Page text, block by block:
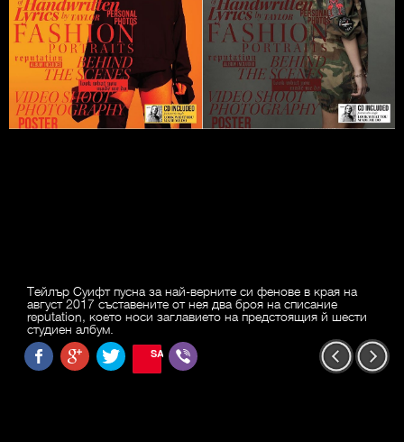
Тейлър Суифт пусна за най-верните си фенове в края на
август 2017 съставените от нея два броя на списание
reputation, което носи заглавието на предстоящия й шести
студиен албум.
SAVE